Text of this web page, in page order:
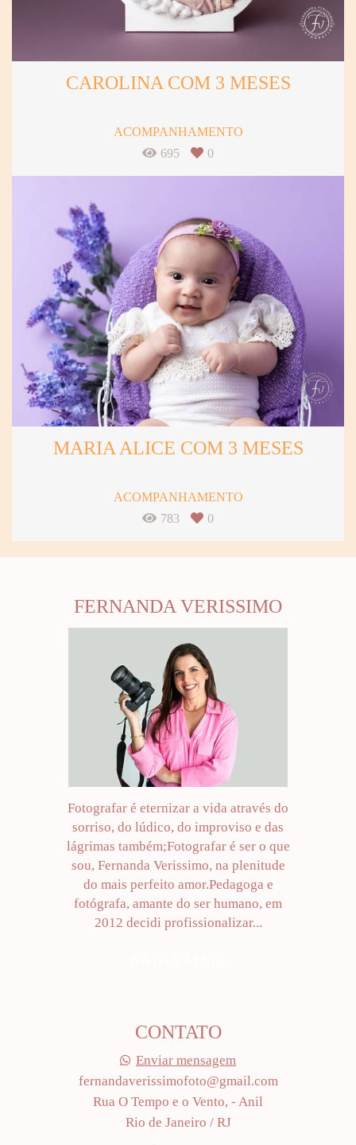
CAROLINA COM 3 MESES
ACOMPANHAMENTO
695
0
MARIA ALICE COM 3 MESES
ACOMPANHAMENTO
783
0
FERNANDA VERISSIMO
Fotografar é eternizar a vida através do
sorriso, do lúdico, do improviso e das
lágrimas também;Fotografar é ser o que
sou, Fernanda Verissimo, na plenitude
do mais perfeito amor.Pedagoga e
fotógrafa, amante do ser humano, em
2012 decidi profissionalizar...
CONTATO
Enviar mensagem
fernandaverissimofoto@gmail.com
Rua O Tempo e o Vento, - Anil
Rio de Janeiro / RJ